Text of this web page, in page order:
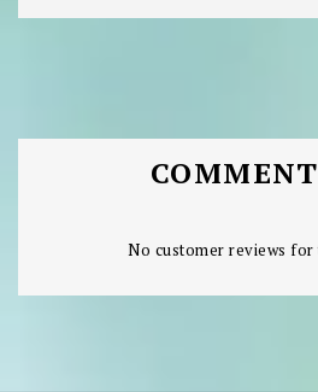
No customer reviews for